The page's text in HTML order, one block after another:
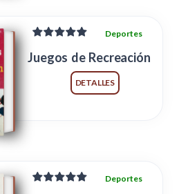
Deportes
Juegos de Recreación
DETALLES
Deportes